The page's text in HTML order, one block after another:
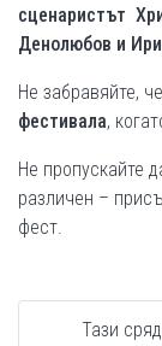
сценаристът
Денолюбов и
Не забравяйте,
фестивала,
Не пропускайте
различен –
фест.
Тази